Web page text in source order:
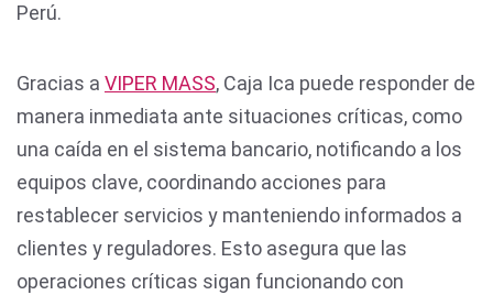
Perú.
Gracias a VIPER MASS, Caja Ica puede responder de
manera inmediata ante situaciones críticas, como
una caída en el sistema bancario, notificando a los
equipos clave, coordinando acciones para
restablecer servicios y manteniendo informados a
clientes y reguladores. Esto asegura que las
operaciones críticas sigan funcionando con